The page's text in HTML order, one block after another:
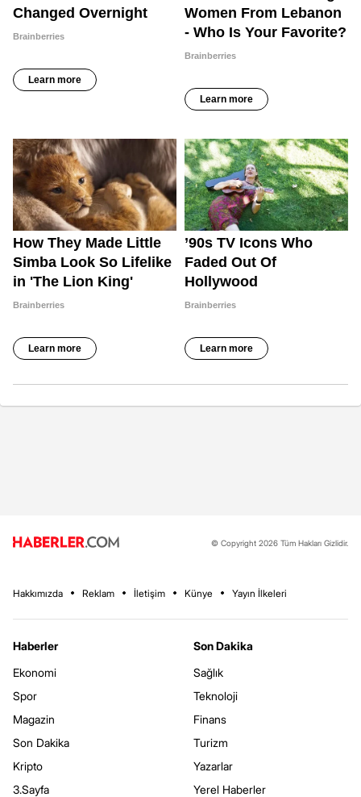
© Copyright 2026 Tüm Hakları Gizlidir.
Hakkımızda Reklam İletişim Künye Yayın İlkeleri
Haberler
Ekonomi
Spor
Magazin
Son Dakika
Kripto
3.Sayfa
Son Dakika
Sağlık
Teknoloji
Finans
Turizm
Yazarlar
Yerel Haberler